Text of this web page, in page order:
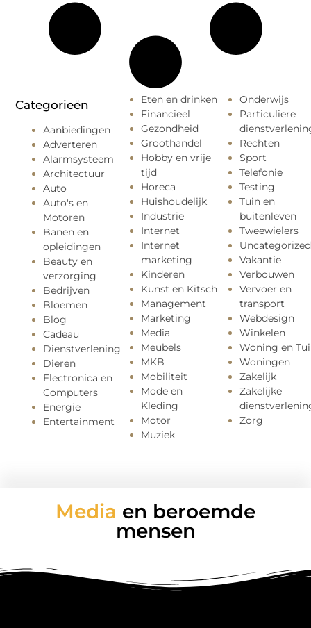
Categorieën
Aanbiedingen
Adverteren
Alarmsysteem
Architectuur
Auto
Auto's en
Motoren
Banen en
opleidingen
Beauty en
verzorging
Bedrijven
Bloemen
Blog
Cadeau
Dienstverlening
Dieren
Electronica en
Computers
Energie
Entertainment
Eten en drinken
Financieel
Gezondheid
Groothandel
Hobby en vrije
tijd
Horeca
Huishoudelijk
Industrie
Internet
Internet
marketing
Kinderen
Kunst en Kitsch
Management
Marketing
Media
Meubels
MKB
Mobiliteit
Mode en
Kleding
Motor
Muziek
Onderwijs
Particuliere
Rechten
Sport
Telefonie
Testing
Tuin en
buitenleven
Tweewielers
Uncategorized
Vakantie
Verbouwen
Vervoer en
transport
Webdesign
Winkelen
Woning en
Woningen
Zakelijk
Zakelijke
Zorg
Media en beroemde
mensen